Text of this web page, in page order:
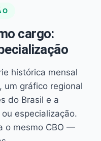
cargo:
histórica mensal
um gráfico regional
do Brasil e a
especialização.
o mesmo CBO —